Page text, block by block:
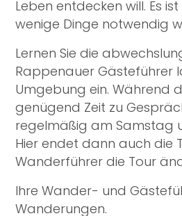
Leben entdecken will. Es
wenige Dinge notwendig
Lernen Sie die
Rappenauer Gästeführer
Umgebung ein. Während
genügend Zeit zu
regelmäßig am Samstag
Hier endet dann auch die
Wanderführer die Tour
Ihre Wander- und
Wanderungen.